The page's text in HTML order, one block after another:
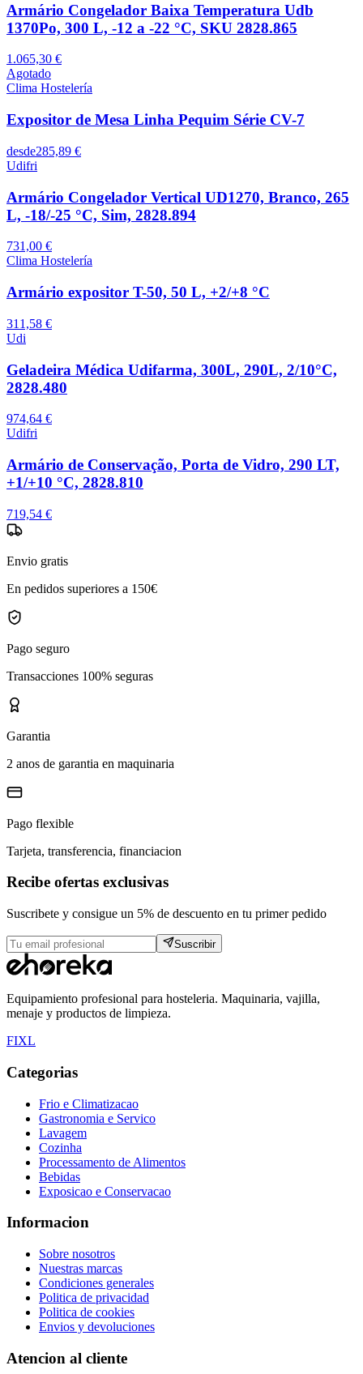
Armário Congelador Baixa Temperatura Udb
1370Po, 300 L, -12 a -22 °C, SKU 2828.865
1.065,30 €
Agotado
Clima Hostelería
Expositor de Mesa Linha Pequim Série CV-7
desde285,89 €
Udifri
Armário Congelador Vertical UD1270, Branco, 265
L, -18/-25 °C, Sim, 2828.894
731,00 €
Clima Hostelería
Armário expositor T-50, 50 L, +2/+8 °C
311,58 €
Udi
Geladeira Médica Udifarma, 300L, 290L, 2/10°C,
2828.480
974,64 €
Udifri
Armário de Conservação, Porta de Vidro, 290 LT,
+1/+10 °C, 2828.810
719,54 €
Envio gratis
En pedidos superiores a 150€
Pago seguro
Transacciones 100% seguras
Garantia
2 anos de garantia en maquinaria
Pago flexible
Tarjeta, transferencia, financiacion
Recibe ofertas exclusivas
Suscribete y consigue un 5% de descuento en tu primer pedido
Suscribir
Equipamiento profesional para hosteleria. Maquinaria, vajilla,
menaje y productos de limpieza.
FIXL
Categorias
Frio e Climatizacao
Gastronomia e Servico
Lavagem
Cozinha
Processamento de Alimentos
Bebidas
Exposicao e Conservacao
Informacion
Sobre nosotros
Nuestras marcas
Condiciones generales
Politica de privacidad
Politica de cookies
Envios y devoluciones
Atencion al cliente